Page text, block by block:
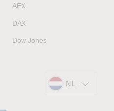
AEX
DAX
Dow Jones
NL